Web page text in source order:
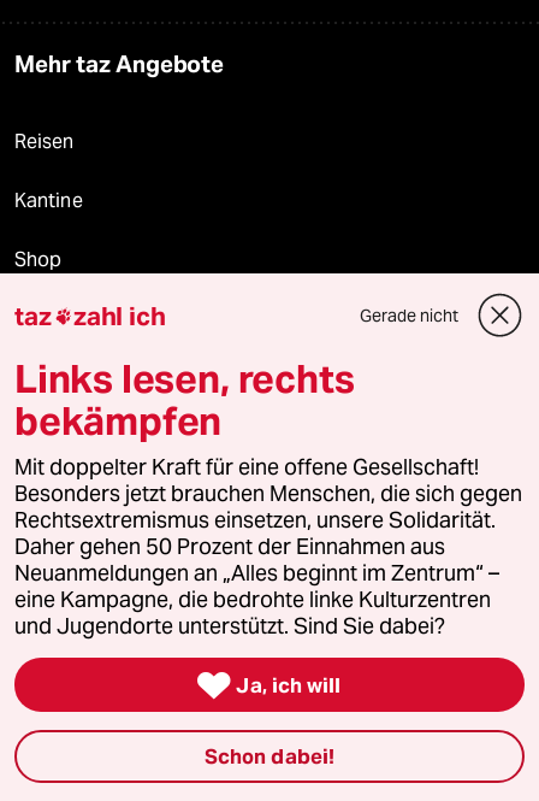
Mehr taz Angebote
Reisen
Kantine
Shop
Anzeigen
Fragen & Hilfe
Feedback
Aboservice
ePaper Login
Downloads für Abonnierende
© 2026 taz Verlags und Vertriebs GmbH
taz zahl ich Gerade nicht
Links lesen, rechts
bekämpfen
Mit doppelter Kraft für eine offene Gesellschaft!
Besonders jetzt brauchen Menschen, die sich gegen
Rechtsextremismus einsetzen, unsere Solidarität.
Daher gehen 50 Prozent der Einnahmen aus
Neuanmeldungen an „Alles beginnt im Zentrum“ –
eine Kampagne, die bedrohte linke Kulturzentren
und Jugendorte unterstützt. Sind Sie dabei?
 Ja, ich will
Schon dabei!